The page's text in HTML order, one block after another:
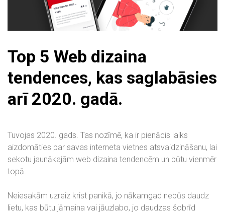
Top 5 Web dizaina
tendences, kas saglabāsies
arī 2020. gadā.
Tuvojas 2020. gads. Tas nozīmē, ka ir pienācis laiks
aizdomāties par savas interneta vietnes atsvaidzināšanu, lai
sekotu jaunākajām web dizaina tendencēm un būtu vienmēr
topā.
Neiesakām uzreiz krist panikā, jo nākamgad nebūs daudz
lietu, kas būtu jāmaina vai jāuzlabo, jo daudzas šobrīd